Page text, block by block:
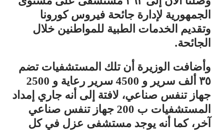
الجمهورية لإدارة جائحة فيروس كورونا
وتقديم الخدمات الطبية للمواطنين خلال
الجائحة.
وأضافت الوزيرة أن تلك المستشفيات تضم
٣٥ ألف سرير و 4500 سرير رعاية و 2500
جهاز تنفس صناعي، لافتة إلى أنه جاري إمداد
المستشفيات ب 200 جهاز تنفس صناعي
آخر، كما أنه يوجد مستشفى عزل في كل